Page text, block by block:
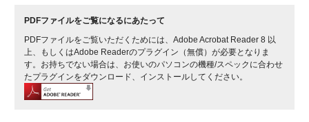
PDFファイルをご覧になるにあたって
PDFファイルをご覧いただくためには、Adobe Acrobat Reader 8 以
上、もしくはAdobe Readerのプラグイン（無償）が必要となりま
す。お持ちでない場合は、お使いのパソコンの機種/スペックに合わせ
たプラグインをダウンロード、インストールしてください。